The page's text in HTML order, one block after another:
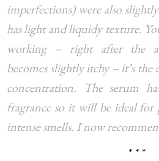
imperfections) were also
has light and liquidy texture.
working – right after the
becomes slightly itchy – it’s
concentration. The serum
fragrance so it will be ideal for
intense smells. I now
* * *